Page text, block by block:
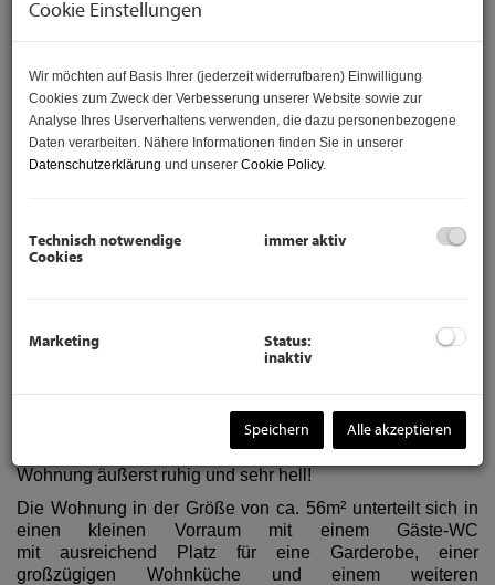
Beschreibung
Zur Miete gelangt ab sofort diese
Wohnung in der Hernalser
Die Wohnung befindet sich im 6.Stock eines Neubaus.
Trotz Nähe zur Hernalser Hauptstraße ist die
Wohnung äußerst ruhig und sehr hell!
Die Wohnung in der Größe von ca. 56m² unterteilt sich in
einen kleinen Vorraum mit einem Gäste-WC
mit ausreichend Platz für eine Garderobe, einer
großzügigen Wohnküche und einem weiteren
Cookie Einstellungen
Wir möchten auf Basis Ihrer (jederzeit widerrufbaren) Einwilligung
Cookies zum Zweck der Verbesserung unserer Website sowie zur
Analyse Ihres Userverhaltens verwenden, die dazu personenbezogene
Daten verarbeiten. Nähere Informationen finden Sie in unserer
Datenschutzerklärung und unserer Cookie Policy.
Technisch notwendige
Cookies
immer aktiv
Marketing
Status:
inaktiv
Speichern Alle akzeptieren